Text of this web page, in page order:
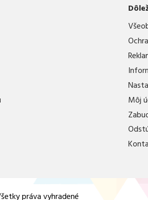
Môj
práva vyhradené